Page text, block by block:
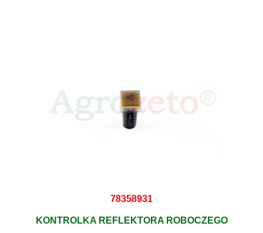
78358931
KONTROLKA REFLEKTORA ROBOCZEGO